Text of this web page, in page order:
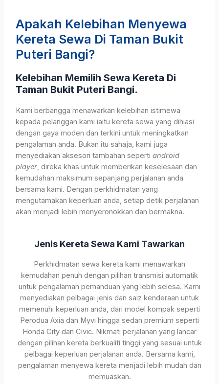
Apakah Kelebihan Menyewa
Kereta Sewa Di Taman Bukit
Puteri Bangi?
Kelebihan Memilih Sewa Kereta Di
Taman Bukit Puteri Bangi.
Kami berbangga menawarkan kelebihan istimewa
kepada pelanggan kami iaitu kereta sewa yang dihiasi
dengan gaya moden dan terkini untuk meningkatkan
pengalaman anda. Bukan itu sahaja, kami juga
menyediakan aksesori tambahan sepertiandroid
player, direka khas untuk memberikan keselesaan dan
kemudahan maksimum sepanjang perjalanan anda
bersama kami. Dengan perkhidmatan yang
mengutamakan keperluan anda, setiap detik perjalanan
akan menjadi lebih menyeronokkan dan bermakna.
Jenis Kereta Sewa Kami Tawarkan
Perkhidmatan sewa kereta kami menawarkan
kemudahan penuh dengan pilihan transmisi automatik
untuk pengalaman pemanduan yang lebih selesa. Kami
menyediakan pelbagai jenis dan saiz kenderaan untuk
memenuhi keperluan anda, dari model kompak seperti
Perodua Axia dan Myvi hingga sedan premium seperti
Honda City dan Civic. Nikmati perjalanan yang lancar
dengan pilihan kereta berkualiti tinggi yang sesuai untuk
pelbagai keperluan perjalanan anda. Bersama kami,
pengalaman menyewa kereta menjadi lebih mudah dan
memuaskan.